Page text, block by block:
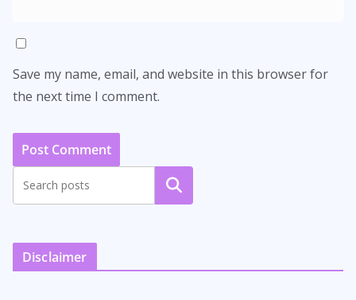
Save my name, email, and website in this browser for
the next time I comment.
Search
Disclaimer